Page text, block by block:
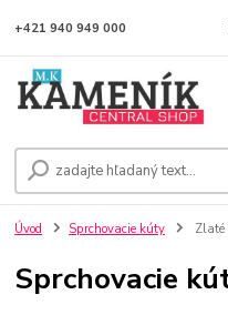
+421 940 949 000
Úvod Sprchovacie kúty Zlaté
Sprchovacie